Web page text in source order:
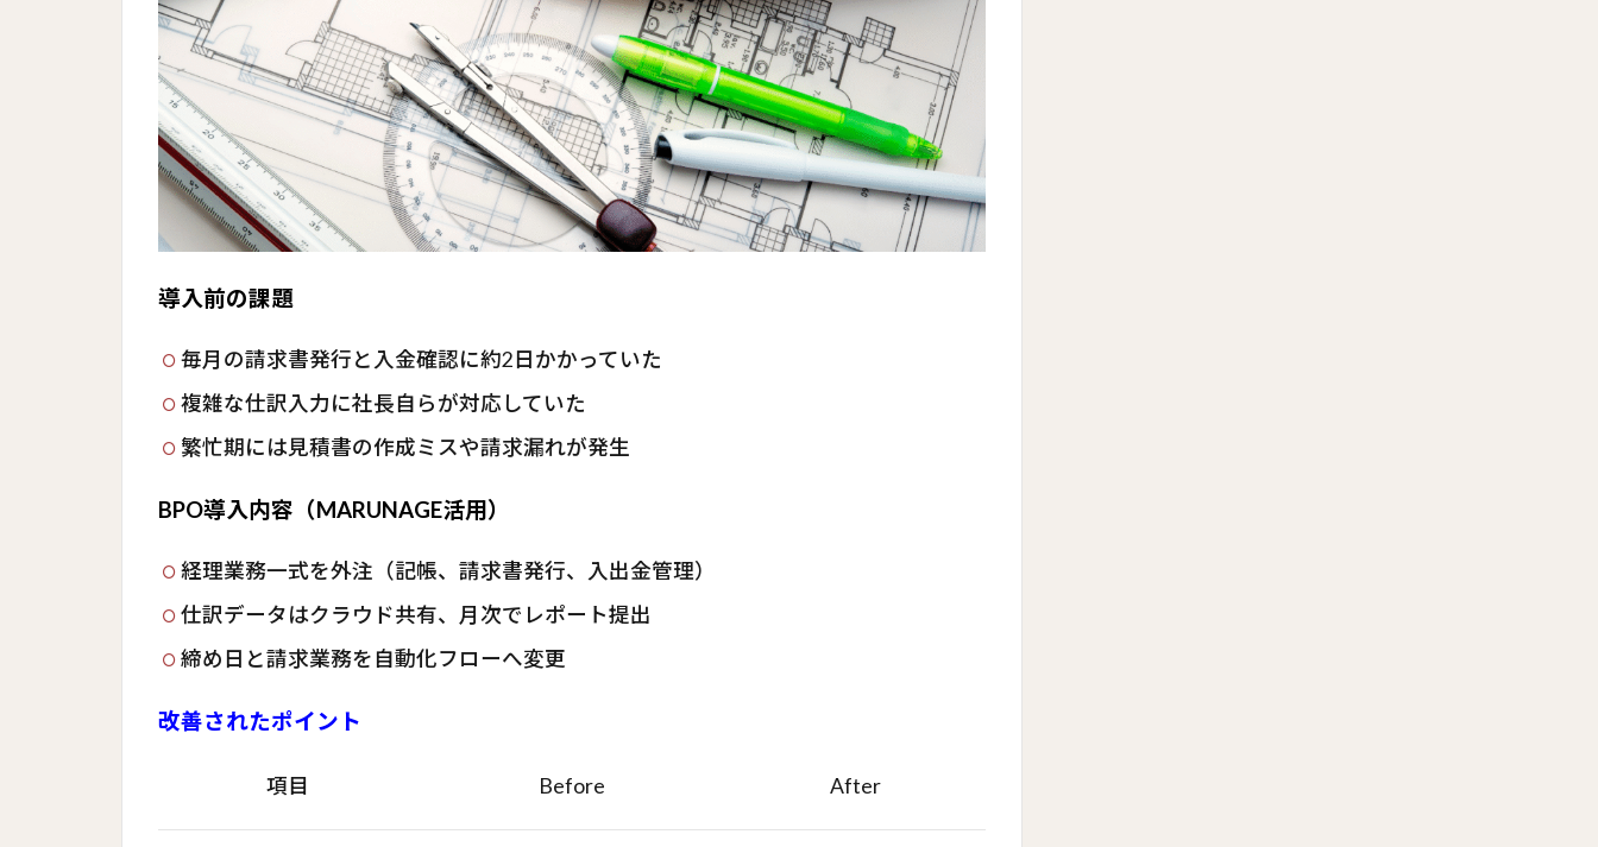
導入前の課題
毎月の請求書発行と入金確認に約2日かかっていた
複雑な仕訳入力に社長自らが対応していた
繁忙期には見積書の作成ミスや請求漏れが発生
BPO導入内容（MARUNAGE活用）
経理業務一式を外注（記帳、請求書発行、入出金管理）
仕訳データはクラウド共有、月次でレポート提出
締め日と請求業務を自動化フローへ変更
改善されたポイント
項目 Before After